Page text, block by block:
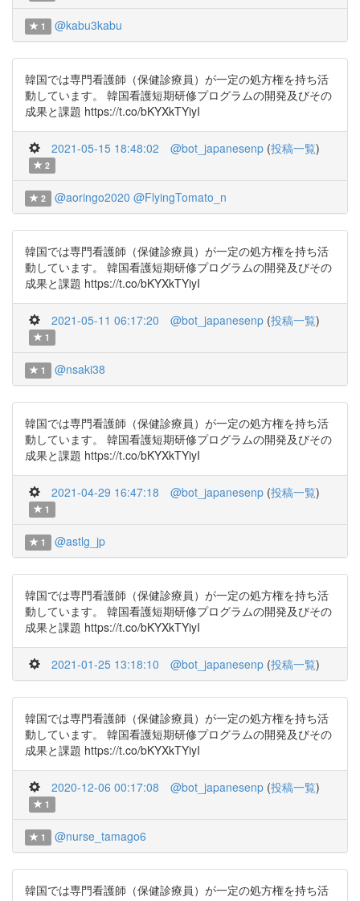
1 @kabu3kabu
韓国では専門看護師（保健診療員）が一定の処方権を持ち活
動しています。 韓国看護短期研修プログラムの開発及びその
成果と課題 https://t.co/bKYXkTYiyI
2021-05-15 18:48:02 @bot_japanesenp (投稿一覧)
2
2 @aoringo2020 @FlyingTomato_n
韓国では専門看護師（保健診療員）が一定の処方権を持ち活
動しています。 韓国看護短期研修プログラムの開発及びその
成果と課題 https://t.co/bKYXkTYiyI
2021-05-11 06:17:20 @bot_japanesenp (投稿一覧)
1
1 @nsaki38
韓国では専門看護師（保健診療員）が一定の処方権を持ち活
動しています。 韓国看護短期研修プログラムの開発及びその
成果と課題 https://t.co/bKYXkTYiyI
2021-04-29 16:47:18 @bot_japanesenp (投稿一覧)
1
1 @astlg_jp
韓国では専門看護師（保健診療員）が一定の処方権を持ち活
動しています。 韓国看護短期研修プログラムの開発及びその
成果と課題 https://t.co/bKYXkTYiyI
2021-01-25 13:18:10 @bot_japanesenp (投稿一覧)
韓国では専門看護師（保健診療員）が一定の処方権を持ち活
動しています。 韓国看護短期研修プログラムの開発及びその
成果と課題 https://t.co/bKYXkTYiyI
2020-12-06 00:17:08 @bot_japanesenp (投稿一覧)
1
1 @nurse_tamago6
韓国では専門看護師（保健診療員）が一定の処方権を持ち活